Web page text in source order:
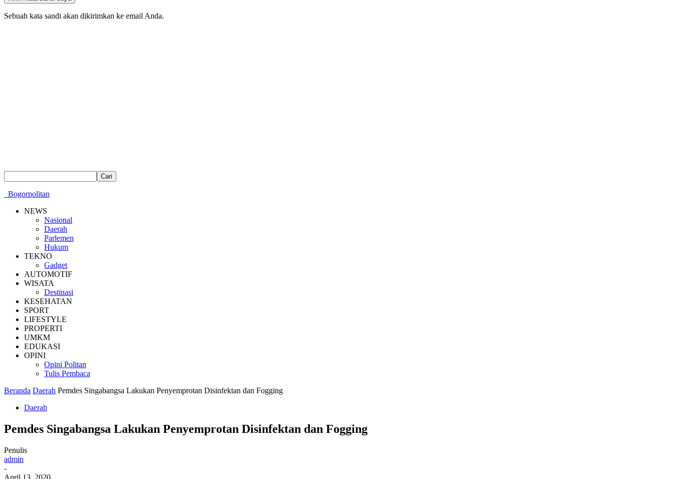
Sebuah kata sandi akan dikirimkan ke email Anda.
Bogorpolitan
NEWS
Nasional
Daerah
Parlemen
Hukum
TEKNO
Gadget
AUTOMOTIF
WISATA
Destinasi
KESEHATAN
SPORT
LIFESTYLE
PROPERTI
UMKM
EDUKASI
OPINI
Opini Politan
Tulis Pembaca
Beranda Daerah Pemdes Singabangsa Lakukan Penyemprotan Disinfektan dan Fogging
Daerah
Pemdes Singabangsa Lakukan Penyemprotan Disinfektan dan Fogging
Penulis
admin
-
April 13, 2020